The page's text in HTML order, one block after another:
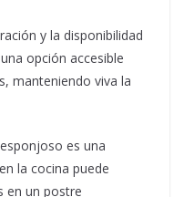
y la disponibilidad
opción accesible
manteniendo viva la
es una
la cocina puede
en un postre